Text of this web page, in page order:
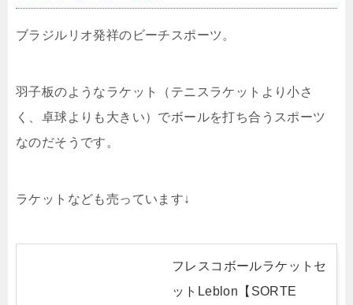
ブラジルリオ発祥のビーチスポーツ。
羽子板のようなラケット（テニスラケットより小さ
く、卓球よりも大きい）でボールを打ち合うスポーツ
なのだそうです。
ラケットなども売っています↓
フレスコボールラケットセ
ットLeblon【SORTE